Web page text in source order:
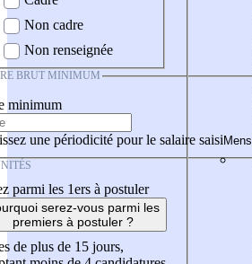
Non cadre
Non renseignée
BRUT MINIMUM
minimum
une périodicité pour le salaire saisi
parmi les 1ers à postuler
serez-vous parmi les
premiers à postuler ?
de plus de 15 jours,